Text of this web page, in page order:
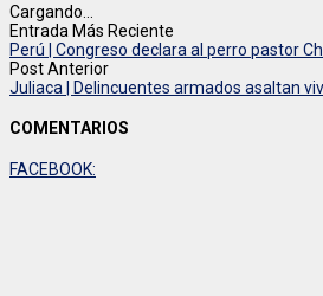
Cargando...
Entrada Más Reciente
Perú | Congreso declara al perro pastor
Post Anterior
Juliaca | Delincuentes armados asaltan
COMENTARIOS
FACEBOOK: